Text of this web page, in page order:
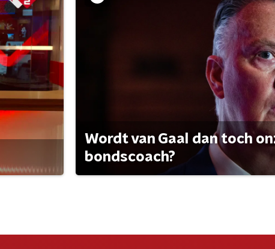
Wordt van Gaal dan toch
bondscoach?